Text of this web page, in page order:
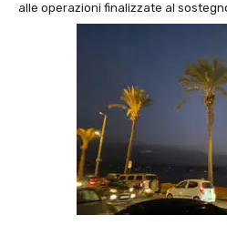
alle operazioni finalizzate al